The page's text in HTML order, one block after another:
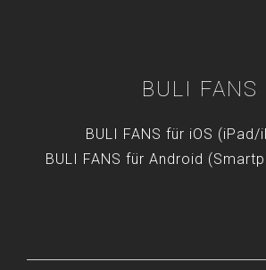
BULI FANS
BULI FANS für iOS (iPad/
BULI FANS für Android